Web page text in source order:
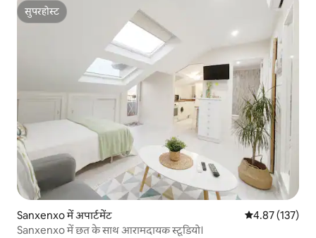
सुपरहोस्ट
सुपरहोस्ट
Sanxenxo में अपार्टमेंट औसत रेटिंग 5 में से
4.87 (137)
Sanxenxo में छत के साथ आरामदायक स्टूडियो।